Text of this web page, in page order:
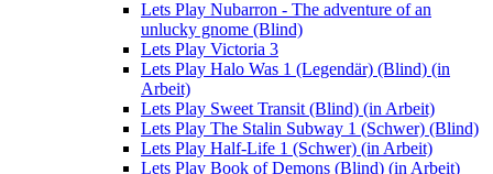
Lets Play Nubarron - The adventure of an
unlucky gnome (Blind)
Lets Play Victoria 3
Lets Play Halo Was 1 (Legendär) (Blind) (in
Arbeit)
Lets Play Sweet Transit (Blind) (in Arbeit)
Lets Play The Stalin Subway 1 (Schwer) (Blind)
Lets Play Half-Life 1 (Schwer) (in Arbeit)
Lets Play Book of Demons (Blind) (in Arbeit)